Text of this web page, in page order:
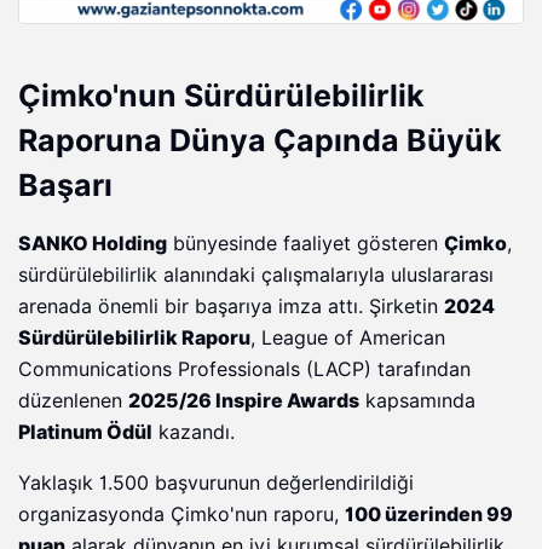
Çimko'nun Sürdürülebilirlik
Raporuna Dünya Çapında Büyük
Başarı
SANKO Holding bünyesinde faaliyet gösteren Çimko,
sürdürülebilirlik alanındaki çalışmalarıyla uluslararası
arenada önemli bir başarıya imza attı. Şirketin 2024
Sürdürülebilirlik Raporu, League of American
Communications Professionals (LACP) tarafından
düzenlenen 2025/26 Inspire Awards kapsamında
Platinum Ödül kazandı.
Yaklaşık 1.500 başvurunun değerlendirildiği
organizasyonda Çimko'nun raporu, 100 üzerinden 99